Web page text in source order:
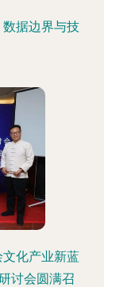
据边界与技
化产业新蓝
讨会圆满召